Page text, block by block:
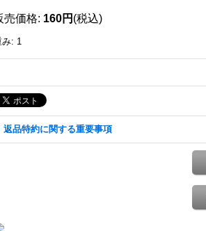
売価格: 160円 (税込)
み: 1
返品特約に関する重要事項